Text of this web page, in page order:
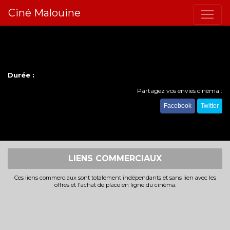
Ciné Malouine
Durée :
Partagez vos envies cinéma :
Facebook Twitter
LIENS COMMERCIAUX
Ces liens commerciaux sont totalement indépendants et sans lien avec les
offres et l'achat de place en ligne du cinéma.